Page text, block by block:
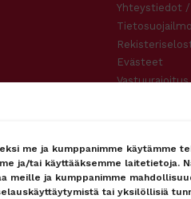
me ja kumppanimme käytämme
ja/tai käyttääksemme laitetietoja.
meille ja kumppanimme
tai yksilöllisiä
Yhteystiedot
Evästeet
Vastuurajoitus